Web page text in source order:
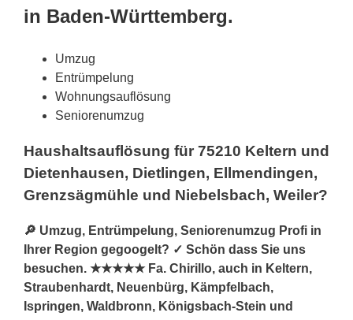
in Baden-Württemberg.
Umzug
Entrümpelung
Wohnungsauflösung
Seniorenumzug
Haushaltsauflösung für 75210 Keltern und
Dietenhausen, Dietlingen, Ellmendingen,
Grenzsägmühle und Niebelsbach, Weiler?
🔎 Umzug, Entrümpelung, Seniorenumzug Profi in
Ihrer Region gegoogelt? ✓ Schön dass Sie uns
besuchen. ★★★★★ Fa. Chirillo, auch in Keltern,
Straubenhardt, Neuenbürg, Kämpfelbach,
Ispringen, Waldbronn, Königsbach-Stein und